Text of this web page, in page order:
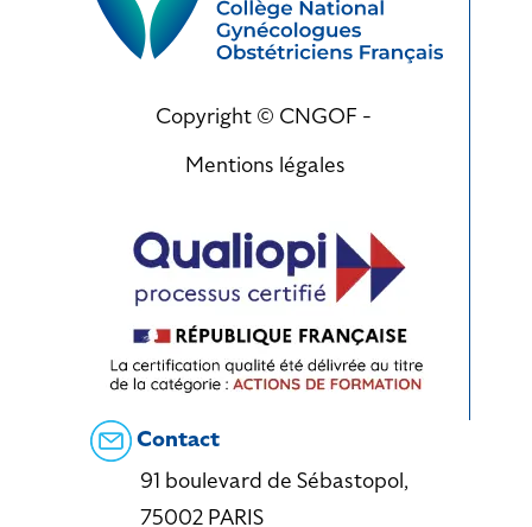
Copyright © CNGOF -
Mentions légales
Contact
91 boulevard de Sébastopol,
75002 PARIS